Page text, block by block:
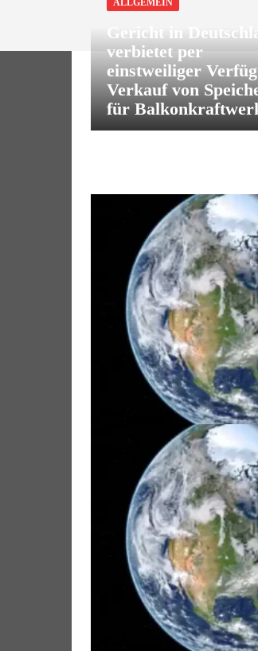
Gericht in
verbietet per
einstweiliger
Verkauf von
für